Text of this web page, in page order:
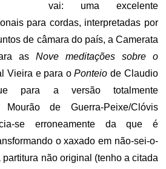
vai: uma excelente
para cordas, interpretadas por
de câmara do país, a Camerata
as Nove meditações sobre o
Vieira e para oPonteio de Claudio
para a versão totalmente
Mourão de Guerra-Peixe/Clóvis
se erroneamente da que é
o xaxado em não-sei-o-
não original (tenho a citada